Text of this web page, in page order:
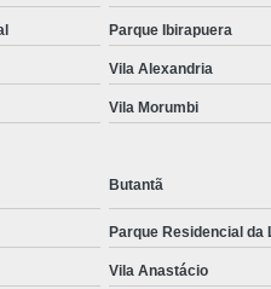
de Idosos
Venda
Parque Ibirapuera
Vila Alexandria
Vila Morumbi
Butantã
Parque Residencial da
Vila Anastácio